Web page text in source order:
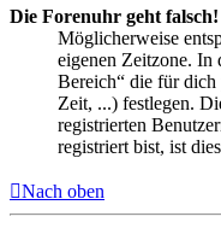
Die Forenuhr geht falsch!
Möglicherweise
eigenen Zeitzone. In
Bereich“ die für dich
Zeit, ...) festlegen.
registrierten
registriert bist, ist
Nach oben